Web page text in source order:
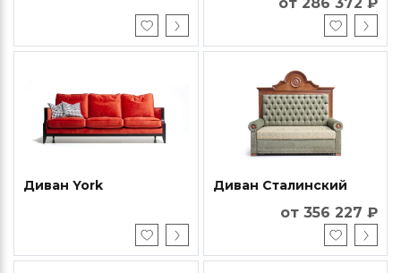
Диван York Диван Сталинский
от 356 227 ₽